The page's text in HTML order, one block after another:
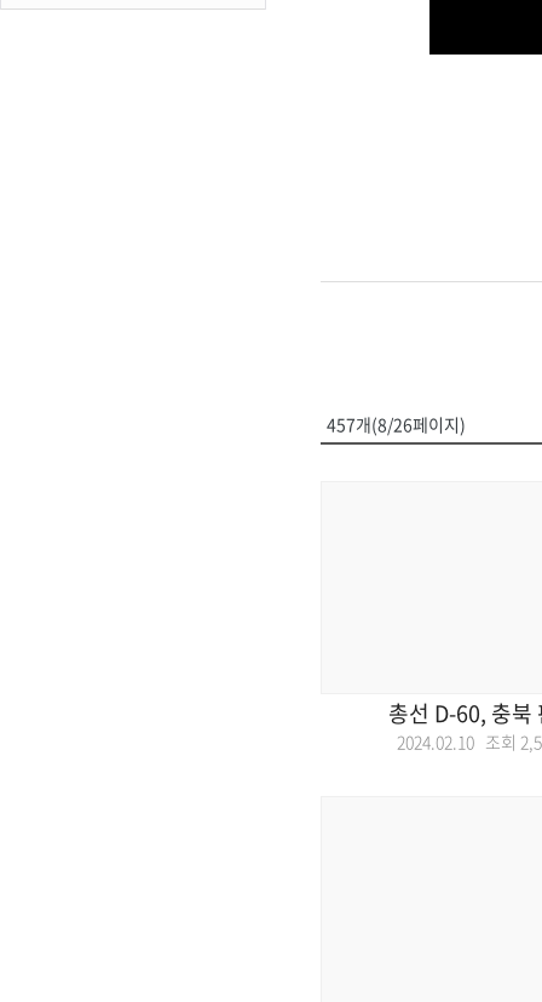
457개(8/26페이지)
총선 D-60, 충북
2024.02.10 조회